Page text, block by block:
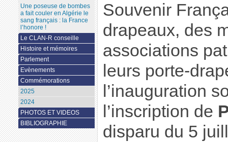
Souvenir
drapeaux, des
associations
leurs porte-
l’inauguration
l’inscription de
disparu du 5
Une poseuse de bombes
a fait couler en Algérie le
sang français : la France
l’honore !
Le CLAN-R conseille
Histoire et mémoires
Parlement
Evènements
Commémorations
2025
2024
PHOTOS ET VIDEOS
BIBLIOGRAPHIE